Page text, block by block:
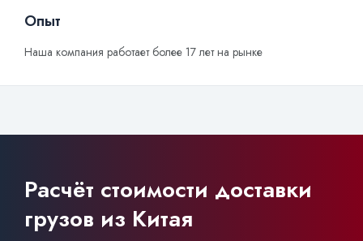
Опыт
Наша компания работает более 17 лет на рынке
Расчёт стоимости доставки
грузов из Китая